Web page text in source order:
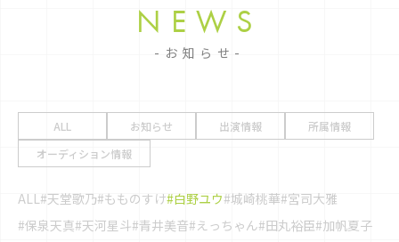
NEWS
お知らせ
ALL お知らせ 出演情報
所属情報
オーディション情報
ALL#天堂歌乃#もものすけ#白野ユウ#城崎桃華#宮司大雅
#保泉天真#天河星斗#青井美音#えっちゃん#田丸裕臣#加帆夏子